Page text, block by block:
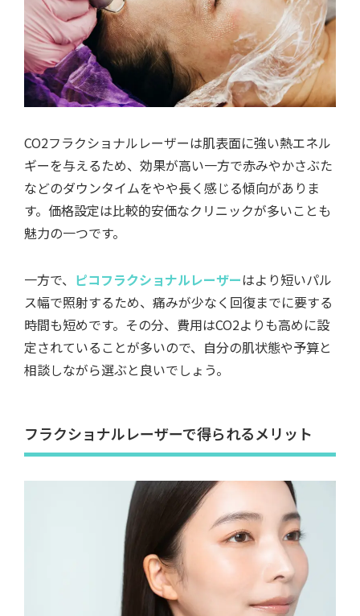
CO2フラクショナルレーザーは肌表面に強い熱エネル
ギーを与えるため、効果が高い一方で赤みやかさぶた
などのダウンタイムをやや長く感じる傾向がありま
す。価格設定は比較的安価なクリニックが多いことも
魅力の一つです。
一方で、 ピコフラクショナルレーザーはより短いパル
ス幅で照射するため、痛みが少なく回復までに要する
時間も短めです。その分、費用はCO2よりも高めに設
定されていることが多いので、自分の肌状態や予算と
相談しながら選ぶと良いでしょう。
フラクショナルレーザーで得られるメリット